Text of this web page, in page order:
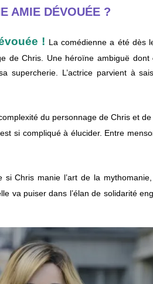
AMIE DÉVOUÉE ?
! La comédienne a été dès
de Chris. Une héroïne ambiguë
supercherie. L’actrice parvient à
du personnage de Chris et
si compliqué à élucider. Entre
si Chris manie l’art de la
va puiser dans l’élan de solidarité